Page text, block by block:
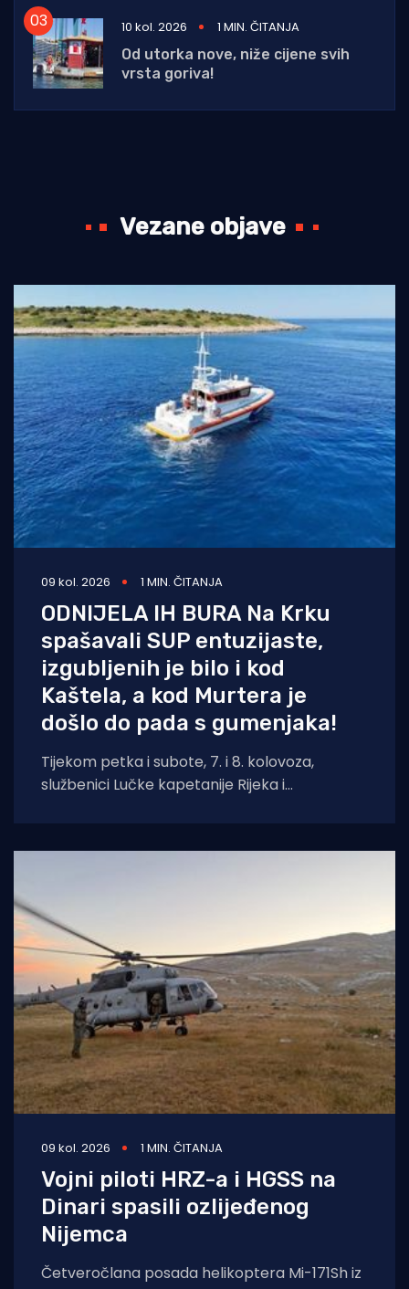
10 kol. 2026
1 MIN. ČITANJA
Od utorka nove, niže cijene svih
vrsta goriva!
Vezane objave
09 kol. 2026 1 MIN. ČITANJA
ODNIJELA IH BURA Na Krku
spašavali SUP entuzijaste,
izgubljenih je bilo i kod
Kaštela, a kod Murtera je
došlo do pada s gumenjaka!
Tijekom petka i subote, 7. i 8. kolovoza,
službenici Lučke kapetanije Rijeka i
09 kol. 2026 1 MIN. ČITANJA
Vojni piloti HRZ-a i HGSS na
Dinari spasili ozlijeđenog
Nijemca
Četveročlana posada helikoptera Mi-171Sh iz